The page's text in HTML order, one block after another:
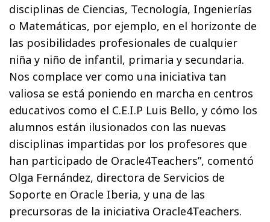
disciplinas de Ciencias, Tecnología, Ingenierías
o Matemáticas, por ejemplo, en el horizonte de
las posibilidades profesionales de cualquier
niña y niño de infantil, primaria y secundaria.
Nos complace ver como una iniciativa tan
valiosa se está poniendo en marcha en centros
educativos como el C.E.I.P Luis Bello, y cómo los
alumnos están ilusionados con las nuevas
disciplinas impartidas por los profesores que
han participado de Oracle4Teachers”, comentó
Olga Fernández, directora de Servicios de
Soporte en Oracle Iberia, y una de las
precursoras de la iniciativa Oracle4Teachers.